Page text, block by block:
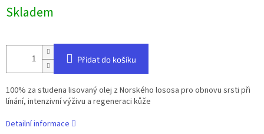
Skladem
Přidat do košíku
100% za studena lisovaný olej z Norského lososa pro obnovu srsti při
línání, intenzivní výživu a regeneraci kůže
Detailní informace